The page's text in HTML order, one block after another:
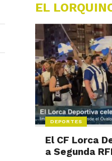
EL
DEPORTES
El CF Lorca
a Segunda